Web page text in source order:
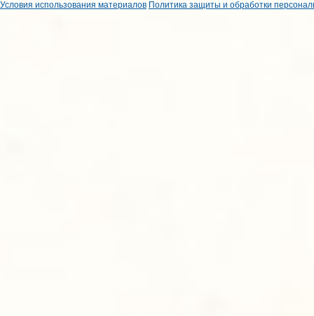
Условия использования материалов Политика защиты и обработки